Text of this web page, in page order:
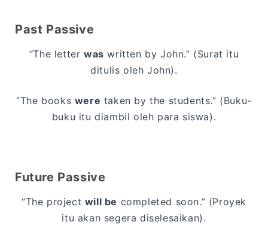
Past Passive
“The letter was written by John.” (Surat itu
ditulis oleh John).
“The books were taken by the students.” (Buku-
buku itu diambil oleh para siswa).
Future Passive
“The project will be completed soon.” (Proyek
itu akan segera diselesaikan).